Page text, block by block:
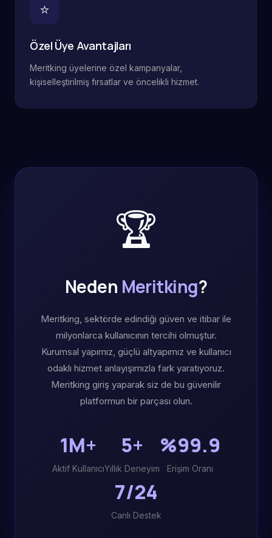
⭐
Özel Üye Avantajları
Meritking üyelerine özel kampanyalar,
kişiselleştirilmiş fırsatlar ve öncelikli hizmet.
🏆
Neden Meritking?
Meritking, sektörde edindiği güven ve itibar ile
milyonlarca kullanıcının tercihi olmuştur.
Kurumsal yapımız, güçlü altyapımız ve kullanıcı
odaklı hizmet anlayışımızla fark yaratıyoruz.
Meritking giriş yaparak siz de bu güvenilir
platformun bir parçası olun.
1M+
Aktif Kullanıcı
5+
Yıllık Deneyim
%99.9
Erişim Oranı
7/24
Canlı Destek